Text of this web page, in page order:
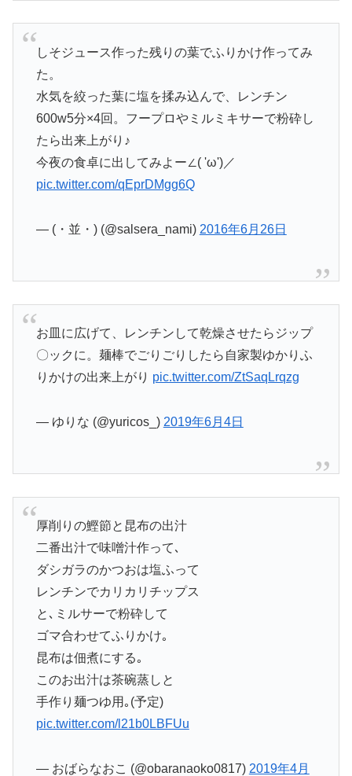
しそジュース作った残りの葉でふりかけ作ってみ
た。
水気を絞った葉に塩を揉み込んで、レンチン
600w5分×4回。フープロやミルミキサーで粉砕し
たら出来上がり♪
今夜の食卓に出してみよー∠( 'ω')／
pic.twitter.com/qEprDMgg6Q
— (・並・) (@salsera_nami) 2016年6月26日
お皿に広げて、レンチンして乾燥させたらジップ
〇ックに。麺棒でごりごりしたら自家製ゆかりふ
りかけの出来上がり pic.twitter.com/ZtSaqLrqzg
— ゆりな (@yuricos_) 2019年6月4日
厚削りの鰹節と昆布の出汁
二番出汁で味噌汁作って､
ダシガラのかつおは塩ふって
レンチンでカリカリチップス
と､ミルサーで粉砕して
ゴマ合わせてふりかけ｡
昆布は佃煮にする｡
このお出汁は茶碗蒸しと
手作り麺つゆ用｡(予定)
pic.twitter.com/l21b0LBFUu
— おばらなおこ (@obaranaoko0817) 2019年4月